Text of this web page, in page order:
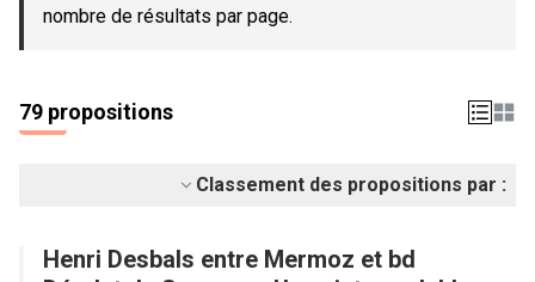
nombre de résultats par page.
79 propositions
Classement des propositions par :
Henri Desbals entre Mermoz et bd